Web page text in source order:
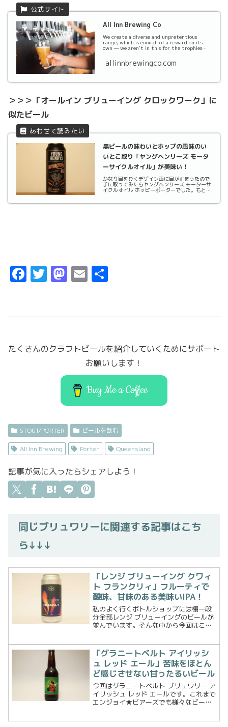
All Inn Brewing Co
We create a diverse and unpretentious
range, which is enough of a reward on its
own — we aren’t in this for the trophies
allinnbrewingco.com
＞＞＞「オールイン ブリューイング クロックワーク」に
似たビール
黒ビールの味わいとホップの風味のい
いとこ取り「ヤングヘンリーズ モータ
ーサイクルオイル」が美味い！
かなり目をひくデザイン画に目が止まったので
手に取ってみたらヤングヘンリーズ モーターサ
イクルオイル ホッピーポーターでした。もとも
冬限定のビールとしてリリースされたわけで
F
e
b
o
T
t
er
M
o
o
n
E
l
たくさんのクラフトビールを紹介していくためにサポート
お願いします！
Buy Me a Coffee
STOUT/PORTER ビールを飲む
All Inn Brewing Porter Queensland
記事が気に入ったらシェアしよう！
同じブリュワリーに関連する記事はこち
ら↓↓↓
「レンジ ブリューイング クワィ
ト フランクリィ」フルーティで
酸味、甘味のある美味いIPA！
私のよく行くボトルショップには棚一段
分全部レンジ ブリューイングのビールが
並んでいます。そんな中から今回はこの
細RANGE BREWING : QUITE FRA...
「グラニートベルト アイリッシ
ュ レッド エール」苦味をほとん
ど感じさせない甘ったるいビール
今回はグラニートベルト ブリュワリー ア
イリッシュ レッド エールです。これまで
エンジョイ★ビアーズでも様々なビール